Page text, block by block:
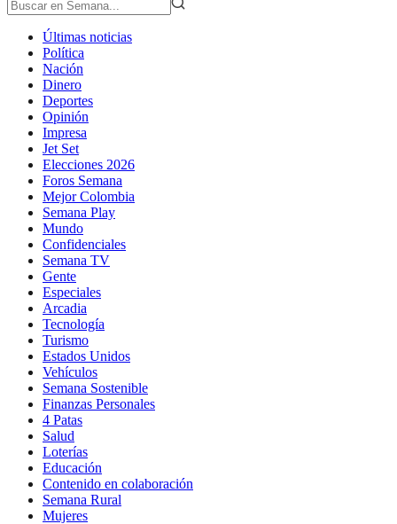
Últimas noticias
Política
Nación
Dinero
Deportes
Opinión
Impresa
Jet Set
Elecciones 2026
Foros Semana
Mejor Colombia
Semana Play
Mundo
Confidenciales
Semana TV
Gente
Especiales
Arcadia
Tecnología
Turismo
Estados Unidos
Vehículos
Semana Sostenible
Finanzas Personales
4 Patas
Salud
Loterías
Educación
Contenido en colaboración
Semana Rural
Mujeres